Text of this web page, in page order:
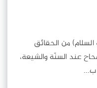
من الحقائق
عند السنّة والشيعة،